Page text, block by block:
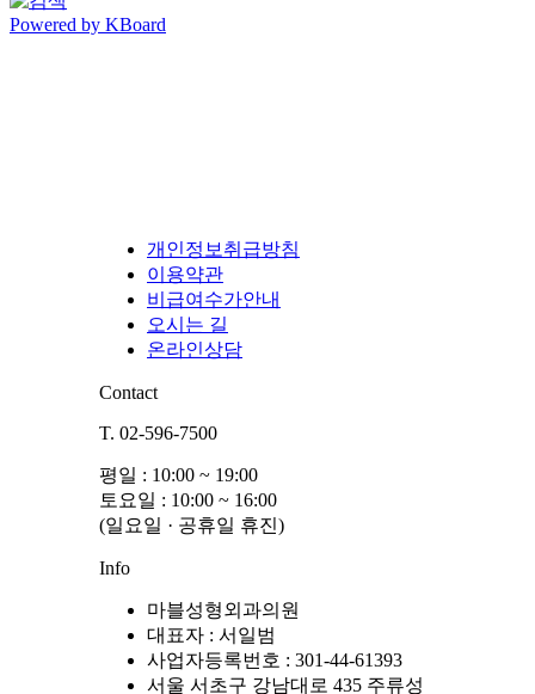
Powered by KBoard
개인정보취급방침
이용약관
비급여수가안내
오시는 길
온라인상담
Contact
T. 02-596-7500
평일 : 10:00 ~ 19:00
토요일 : 10:00 ~ 16:00
(일요일 · 공휴일 휴진)
Info
마블성형외과의원
대표자 : 서일범
사업자등록번호 : 301-44-61393
서울 서초구 강남대로 435 주류성